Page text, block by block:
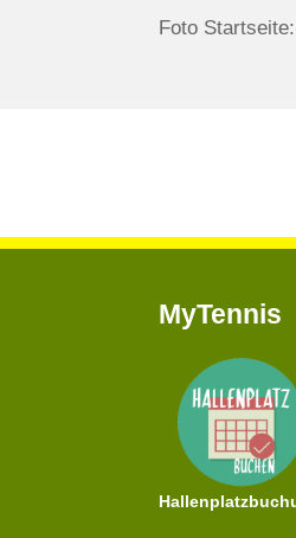
Foto
MyTennis